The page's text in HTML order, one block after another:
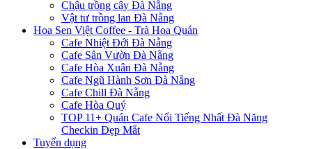
Chậu trồng cây Đà Nẵng
Vật tư trồng lan Đà Nẵng
Hoa Sen Việt Coffee - Trà Hoa Quán
Cafe Nhiệt Đới Đà Nẵng
Cafe Sân Vườn Đà Nẵng
Cafe Hòa Xuân Đà Nẵng
Cafe Ngũ Hành Sơn Đà Nẵng
Cafe Chill Đà Nẵng
Cafe Hòa Quý
TOP 11+ Quán Cafe Nổi Tiếng Nhất Đà Năng
Checkin Đẹp Mắt
Tuyển dụng